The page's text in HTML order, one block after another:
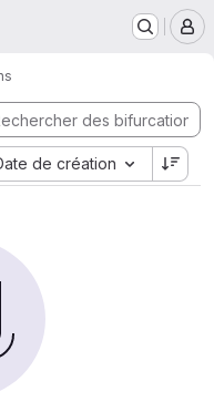
de création